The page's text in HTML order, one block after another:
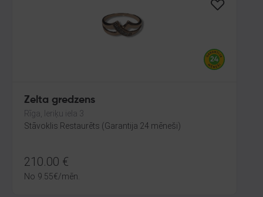
Zelta gredzens
Rīga, Ieriķu iela 3
Stāvoklis Restaurēts (Garantija 24 mēneši)
210.00 €
No 9.55€/mēn.